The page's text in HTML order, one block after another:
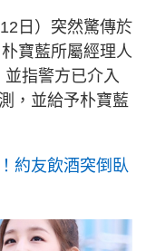
日）突然驚傳於
寶藍所屬經理人
指警方已介入
，並給予朴寶藍
約友飲酒突倒臥